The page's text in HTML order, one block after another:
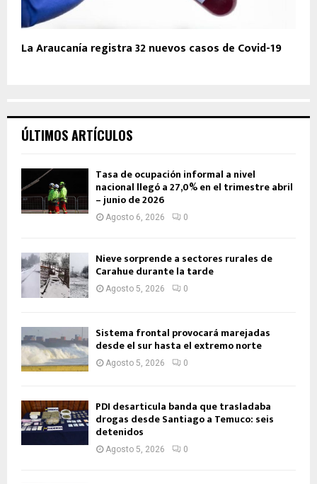
La Araucanía registra 32 nuevos casos de Covid-19
ÚLTIMOS ARTÍCULOS
Tasa de ocupación informal a nivel
nacional llegó a 27,0% en el trimestre abril
– junio de 2026
Agosto 6, 2026 0
Nieve sorprende a sectores rurales de
Carahue durante la tarde
Agosto 5, 2026 0
Sistema frontal provocará marejadas
desde el sur hasta el extremo norte
Agosto 5, 2026 0
PDI desarticula banda que trasladaba
drogas desde Santiago a Temuco: seis
detenidos
Agosto 5, 2026 0